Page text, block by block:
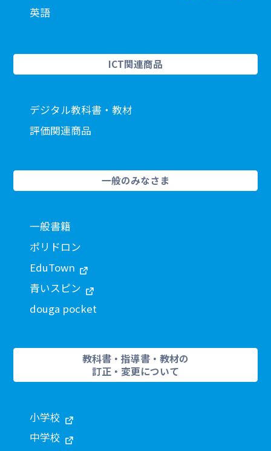
英語
ICT関連商品
デジタル教科書・教材
評価関連商品
一般のみなさま
一般書籍
ポリドロン
EduTown
青いスピン
douga pocket
教科書・指導書・教材の
訂正・変更について
小学校
中学校